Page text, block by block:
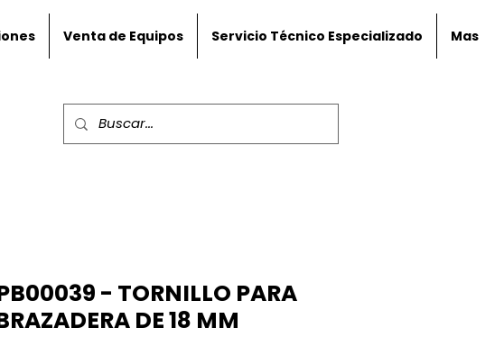
Venta de Equipos Servicio Técnico Especializado Mas
- TORNILLO PARA
DE 18 MM